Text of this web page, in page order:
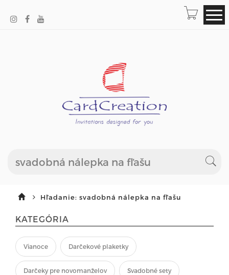
Hľadanie: svadobná nálepka na fľašu
KATEGÓRIA
Vianoce Darčekové plaketky
Darčeky pre novomanželov Svadobné sety